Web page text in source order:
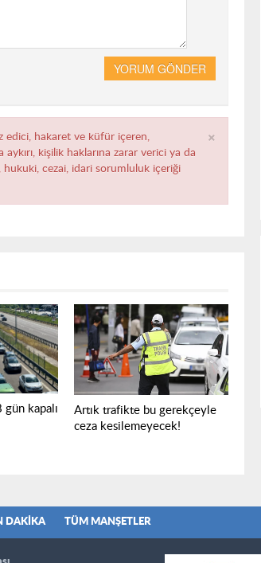
YORUM GÖNDER
×
edici, hakaret ve küfür içeren,
kişilik haklarına zarar verici ya da
cezai, idari sorumluluk içeriği
kapalı
Artık trafikte bu gerekçeyle
ceza kesilemeyecek!
DAKIKA TÜM MANŞETLER